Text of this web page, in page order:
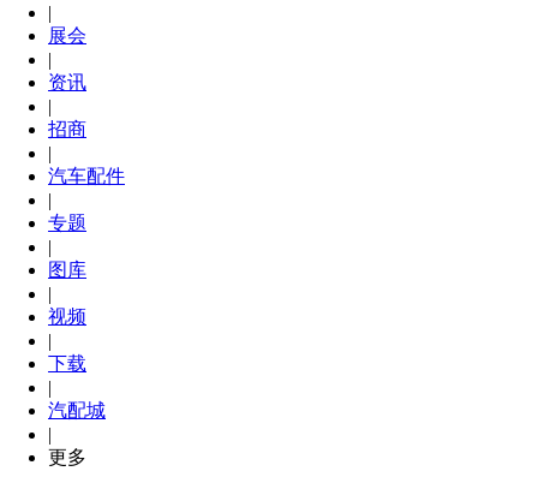
|
展会
|
资讯
|
招商
|
汽车配件
|
专题
|
图库
|
视频
|
下载
|
汽配城
|
更多